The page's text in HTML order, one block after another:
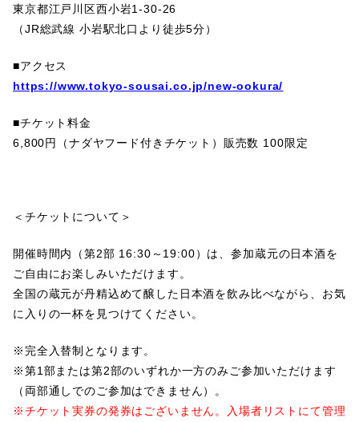
東京都江戸川区西小岩1-30-26
（JR総武線 小岩駅北口より徒歩5分）
■アクセス
https://www.tokyo-sousai.co.jp/new-ookura/
■チケット料金
6,800円（ナダヤフード付きチケット）販売数 100限定
＜チケットについて＞
開催時間内（第2部 16:30～19:00）は、参加蔵元の日本酒を
ご自由にお楽しみいただけます。
全国の蔵元が丹精込めて醸した日本酒を飲み比べながら、お気
に入りの一杯を見つけてください。
※完全入替制となります。
※第1部または第2部のいずれか一方のみご参加いただけます
（両部通しでのご参加はできません）。
※チケット実券の発券はございません。入場者リストにて管理